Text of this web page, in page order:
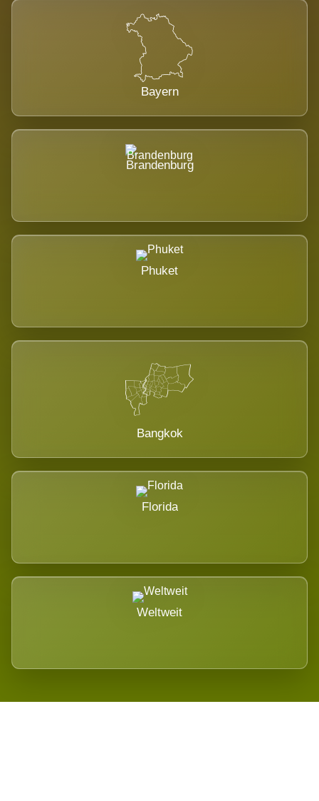
Bayern
Brandenburg
Phuket
Bangkok
Florida
Weltweit